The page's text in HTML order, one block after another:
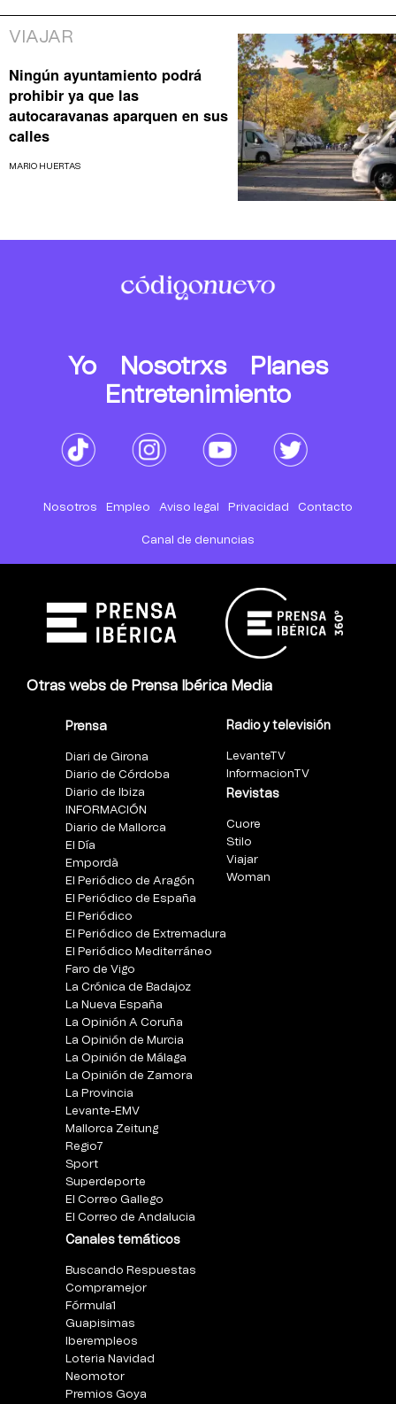
VIAJAR
Ningún ayuntamiento podrá
prohibir ya que las
autocaravanas aparquen en sus
calles
MARIO HUERTAS
Yo Nosotrxs
Planes
Entretenimiento
Nosotros Empleo Aviso legal Privacidad Contacto
Canal de denuncias
Otras webs de Prensa Ibérica Media
Prensa
Diari de Girona
Diario de Córdoba
Diario de Ibiza
INFORMACIÓN
Diario de Mallorca
El Día
Empordà
El Periódico de Aragón
El Periódico de España
El Periódico
El Periódico de Extremadura
El Periódico Mediterráneo
Faro de Vigo
La Crónica de Badajoz
La Nueva España
La Opinión A Coruña
La Opinión de Murcia
La Opinión de Málaga
La Opinión de Zamora
La Provincia
Levante-EMV
Mallorca Zeitung
Regio7
Sport
Superdeporte
El Correo Gallego
El Correo de Andalucia
Canales temáticos
Buscando Respuestas
Compramejor
Fórmula1
Guapisimas
Iberempleos
Loteria Navidad
Neomotor
Premios Goya
Radio y televisión
LevanteTV
InformacionTV
Revistas
Cuore
Stilo
Viajar
Woman